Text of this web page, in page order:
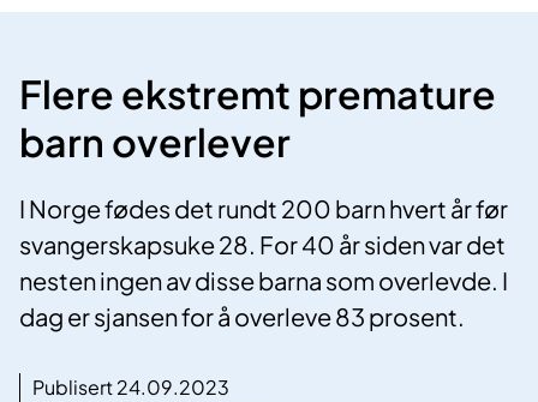
Flere ekstremt premature
barn overlever
I Norge fødes det rundt 200 barn hvert år før
svangerskapsuke 28. For 40 år siden var det
nesten ingen av disse barna som overlevde. I
dag er sjansen for å overleve 83 prosent.
Publisert 24.09.2023